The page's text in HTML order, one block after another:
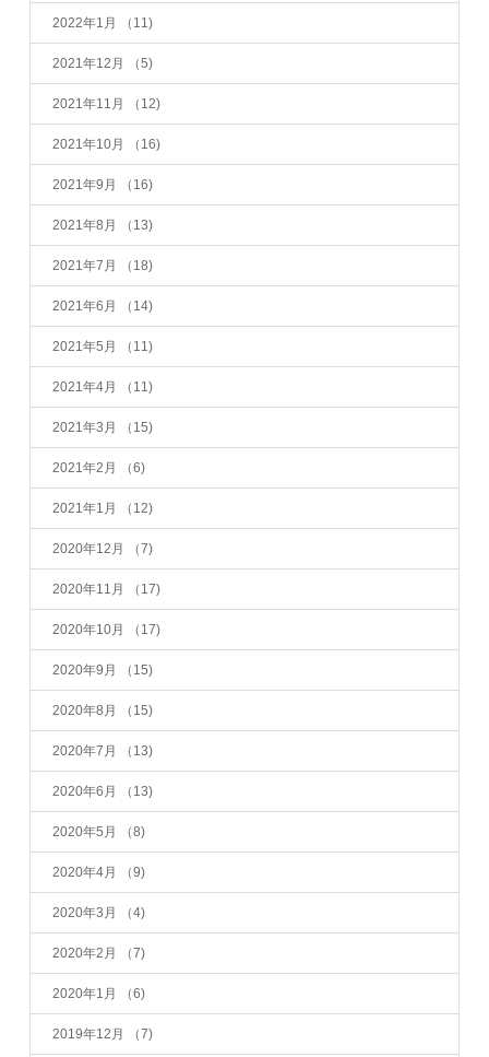
2022年1月 （11)
2021年12月 （5)
2021年11月 （12)
2021年10月 （16)
2021年9月 （16)
2021年8月 （13)
2021年7月 （18)
2021年6月 （14)
2021年5月 （11)
2021年4月 （11)
2021年3月 （15)
2021年2月 （6)
2021年1月 （12)
2020年12月 （7)
2020年11月 （17)
2020年10月 （17)
2020年9月 （15)
2020年8月 （15)
2020年7月 （13)
2020年6月 （13)
2020年5月 （8)
2020年4月 （9)
2020年3月 （4)
2020年2月 （7)
2020年1月 （6)
2019年12月 （7)